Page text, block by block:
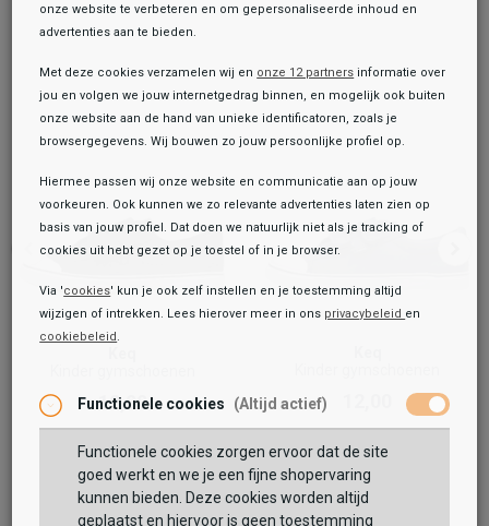
Gymschoenen
14,99
Maat:
TOEVOEGEN AAN WINKELTAS
12,00
Toegevoegd aan je winkeltas!
onze website te verbeteren en om gepersonaliseerde inhoud en
advertenties aan te bieden.
Met deze cookies verzamelen wij en onze 12 partners informatie over
jou en volgen we jouw internetgedrag binnen, en mogelijk ook buiten
onze website aan de hand van unieke identificatoren, zoals je
browsergegevens. Wij bouwen zo jouw persoonlijke profiel op.
Hiermee passen wij onze website en communicatie aan op jouw
voorkeuren. Ook kunnen we zo relevante advertenties laten zien op
basis van jouw profiel. Dat doen we natuurlijk niet als je tracking of
cookies uit hebt gezet op je toestel of in je browser.
Via 'cookies' kun je ook zelf instellen en je toestemming altijd
wijzigen of intrekken. Lees hierover meer in ons privacybeleid en
cookiebeleid .
Functionele cookies (Altijd actief)
Functionele cookies zorgen ervoor dat de site
goed werkt en we je een fijne shopervaring
kunnen bieden. Deze cookies worden altijd
geplaatst en hiervoor is geen toestemming